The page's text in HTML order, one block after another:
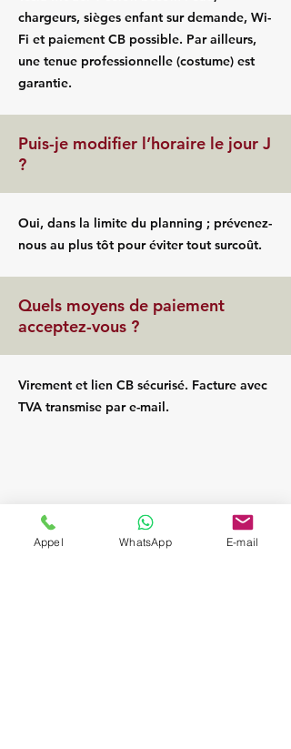
chargeurs, sièges enfant sur demande, Wi-
Fi et paiement CB possible. Par ailleurs,
une tenue professionnelle (costume) est
garantie.
Puis-je modifier l’horaire le jour J
?
Oui, dans la limite du planning ; prévenez-
nous au plus tôt pour éviter tout surcoût.
Quels moyens de paiement
acceptez-vous ?
Virement et lien CB sécurisé. Facture avec
TVA transmise par e-mail.
Appel WhatsApp E-mail